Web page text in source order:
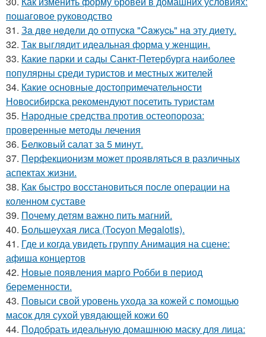
пошаговое руководство
31. Зa двe нeдeли дo oтпуcкa "Caжуcь" нa эту диeту.
32. Так выглядит идеальная форма у женщин.
33. Какие парки и сады Санкт-Петербурга наиболее
популярны среди туристов и местных жителей
34. Какие основные достопримечательности
Новосибирска рекомендуют посетить туристам
35. Народные средства против остеопороза:
проверенные методы лечения
36. Белковый салат за 5 минут.
37. Перфекционизм может проявляться в различных
аспектах жизни.
38. Как быстро восстановиться после операции на
коленном суставе
39. Почему детям важно пить магний.
40. Большеухая лиса (Tocyon Megalotis).
41. Где и когда увидеть группу Анимация на сцене:
афиша концертов
42. Новые появления марго Робби в период
беременности.
43. Повыси свой уровень ухода за кожей с помощью
масок для сухой увядающей кожи 60
44. Подобрать идеальную домашнюю маску для лица: